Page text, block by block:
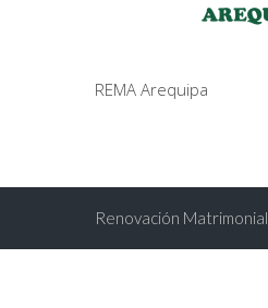
REMA Arequipa
Renovación Matrimonial